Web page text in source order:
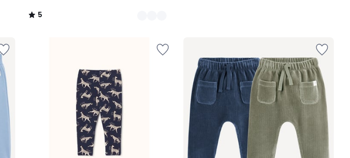
5
/